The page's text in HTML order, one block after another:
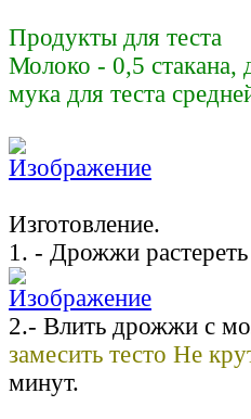
Продукты для теста
Молоко - 0,5 стакана,
мука для теста
Изготовление.
1. - Дрожжи
2.- Влить дрожжи с
замесить тесто Не
минут.